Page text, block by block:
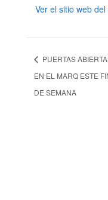
Ver el sitio web del
PUERTAS
EN EL MARQ ESTE
DE SEMANA